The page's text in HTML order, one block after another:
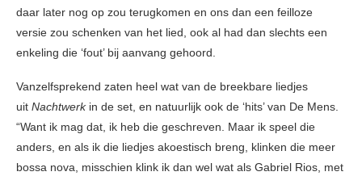
daar later nog op zou terugkomen en ons dan een feilloze
versie zou schenken van het lied, ook al had dan slechts een
enkeling die ‘fout’ bij aanvang gehoord.
Vanzelfsprekend zaten heel wat van de breekbare liedjes
uit Nachtwerkin de set, en natuurlijk ook de ‘hits’ van De Mens.
“Want ik mag dat, ik heb die geschreven. Maar ik speel die
anders, en als ik die liedjes akoestisch breng, klinken die meer
bossa nova, misschien klink ik dan wel wat als Gabriel Rios, met